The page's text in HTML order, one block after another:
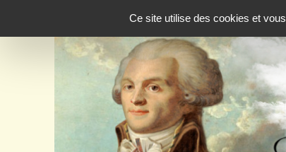
Ce site utilise des cookies et